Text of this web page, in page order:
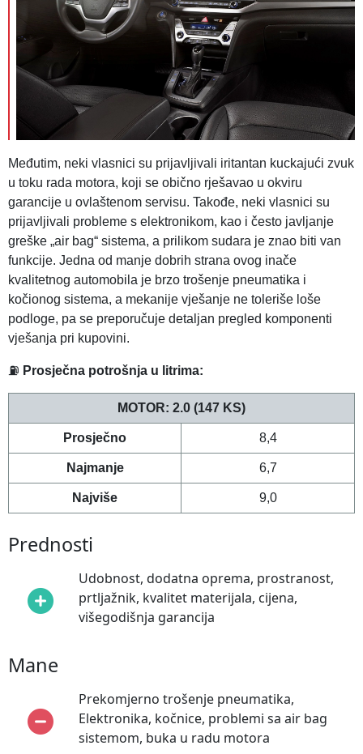
Međutim, neki vlasnici su prijavljivali iritantan kuckajući zvuk
u toku rada motora, koji se obično rješavao u okviru
garancije u ovlaštenom servisu. Takođe, neki vlasnici su
prijavljivali probleme s elektronikom, kao i često javljanje
greške „air bag“ sistema, a prilikom sudara je znao biti van
funkcije. Jedna od manje dobrih strana ovog inače
kvalitetnog automobila je brzo trošenje pneumatika i
kočionog sistema, a mekanije vješanje ne toleriše loše
podloge, pa se preporučuje detaljan pregled komponenti
vješanja pri kupovini.
⛽ Prosječna potrošnja u litrima:
MOTOR: 2.0 (147 KS)
Prosječno 8,4
Najmanje 6,7
Najviše 9,0
Prednosti
Udobnost, dodatna oprema, prostranost,
prtljažnik, kvalitet materijala, cijena,
višegodišnja garancija
Mane
Prekomjerno trošenje pneumatika,
Elektronika, kočnice, problemi sa air bag
sistemom, buka u radu motora